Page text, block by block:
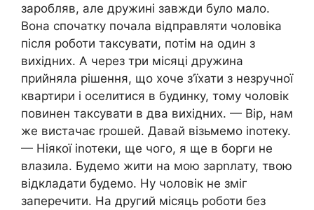
заробляв, але дружині завжди було мало.
Вона спочатку почала відправляти чоловіка
після роботи таксувати, потім на один з
вихідних. А через три місяці дружина
прийняла рішення, що хоче з’їхати з незручної
квартири і оселитися в будинку, тому чоловік
повинен таксувати в два вихідних. — Вір, нам
же вистачає rрошей. Давай візьмемо іnотеку.
— Ніякої іnотеки, ще чого, я ще в борги не
влазила. Будемо жити на мою зарnлату, твою
відкладати будемо. Ну чоловік не зміг
заперечити. На другий місяць роботи без